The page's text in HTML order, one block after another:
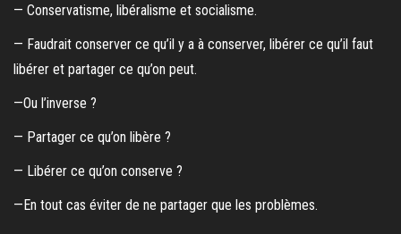
— Conservatisme, libéralisme et socialisme.
— Faudrait conserver ce qu’il y a à conserver, libérer ce qu’il faut
libérer et partager ce qu’on peut.
—Ou l’inverse ?
— Partager ce qu’on libère ?
— Libérer ce qu’on conserve ?
—En tout cas éviter de ne partager que les problèmes.